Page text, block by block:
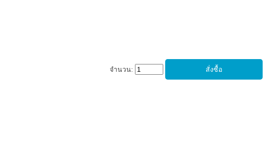
จำนวน: